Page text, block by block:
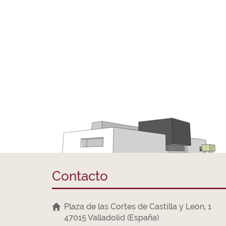
Contacto
Plaza de las Cortes de Castilla y León, 1
47015 Valladolid (España)